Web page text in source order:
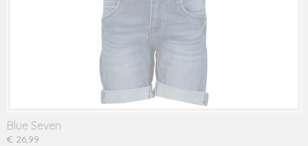
Blue Seven
€ 26,99